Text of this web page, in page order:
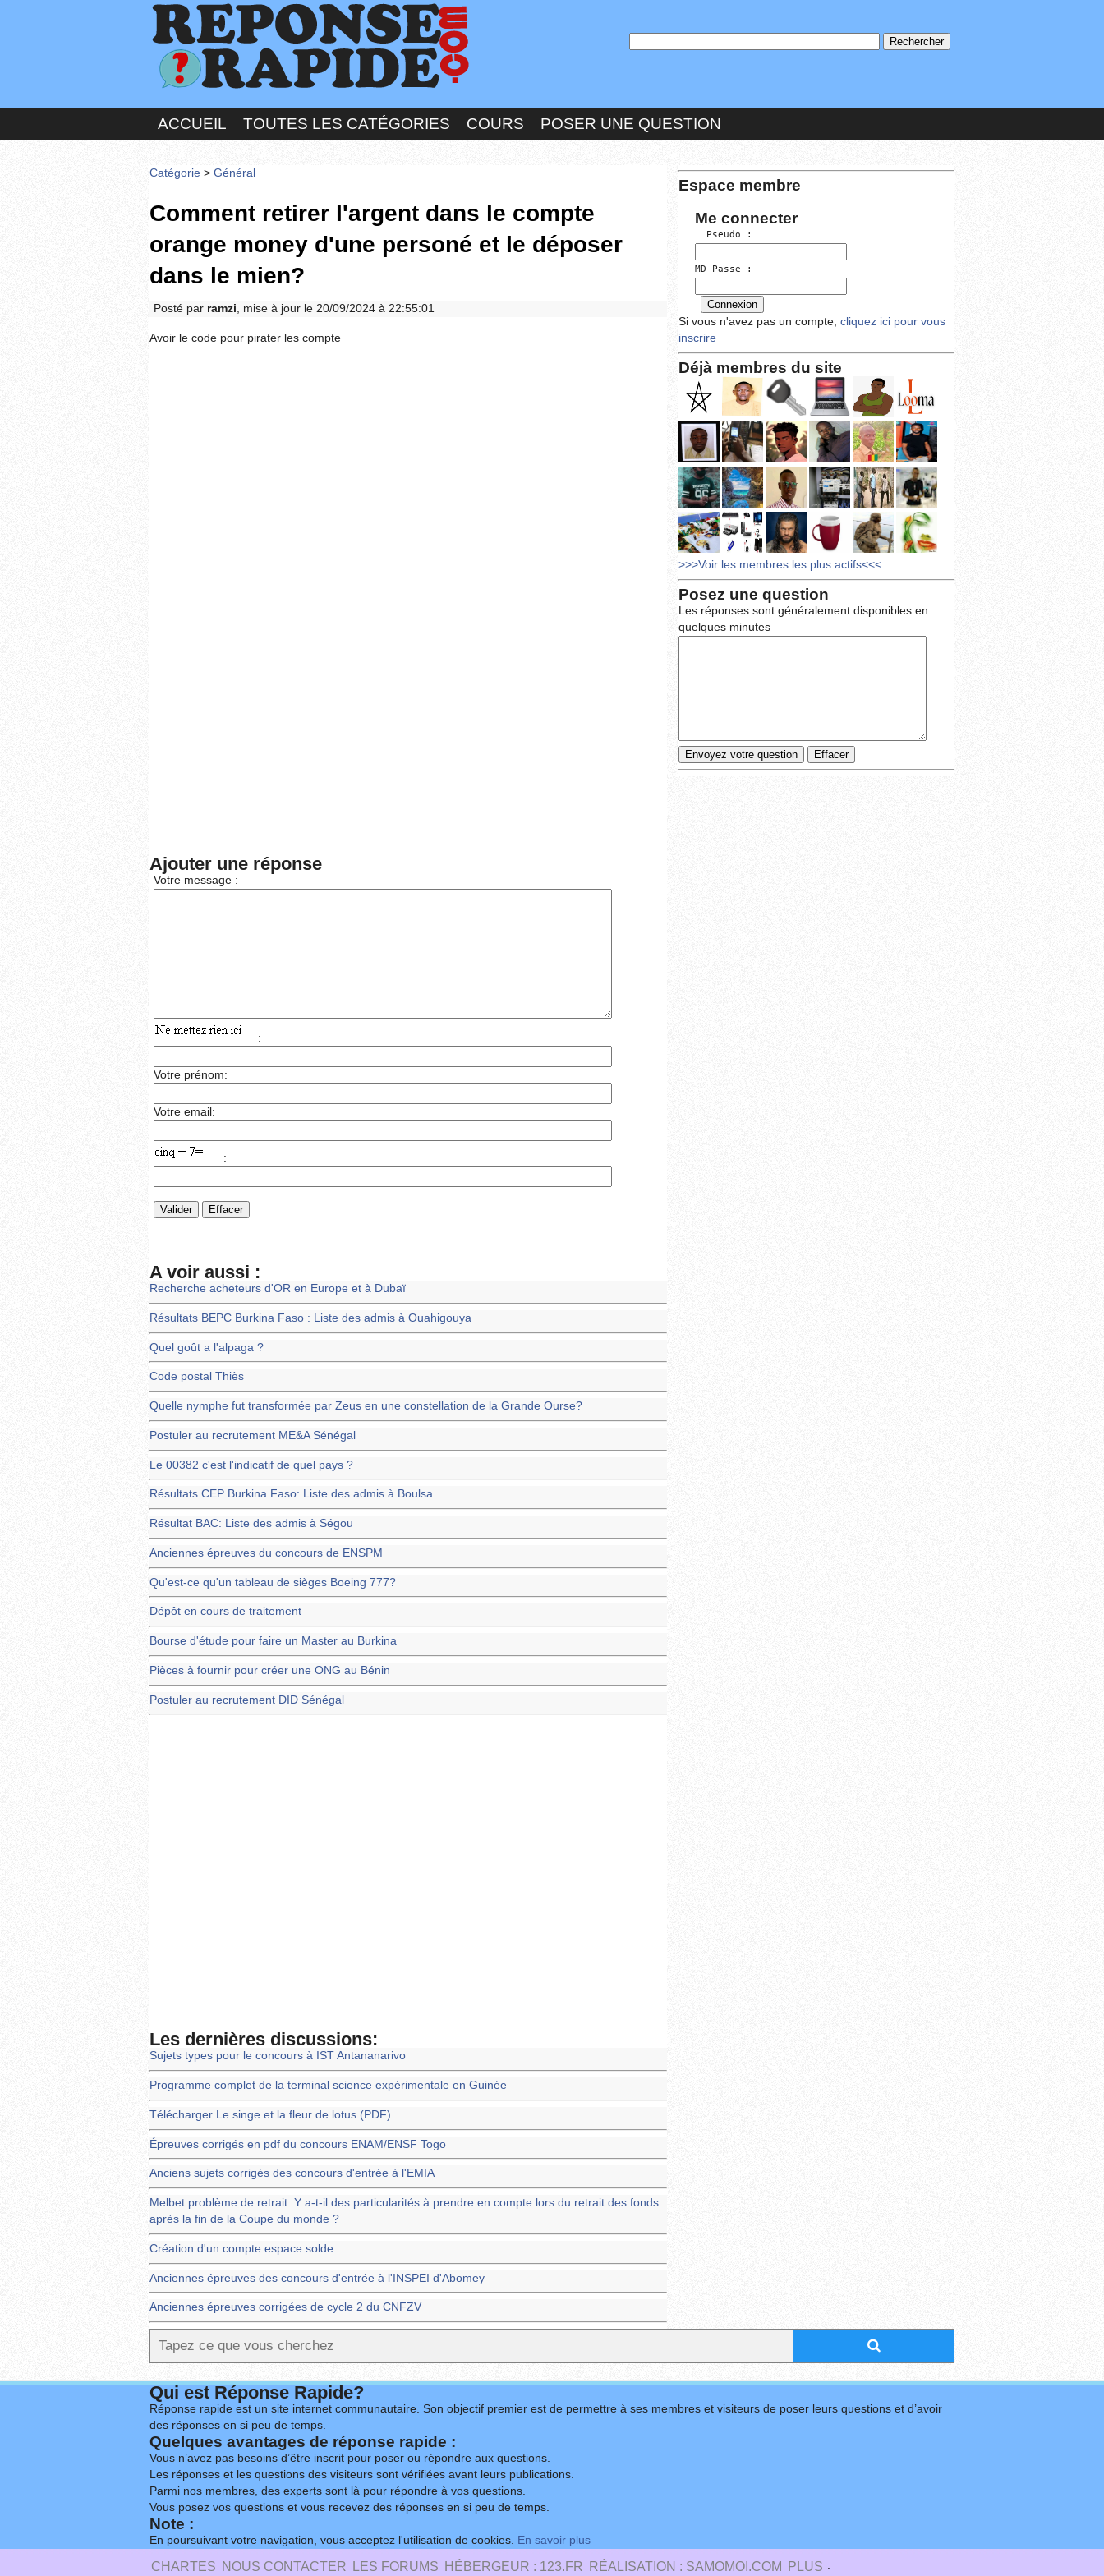
ACCUEIL TOUTES LES CATÉGORIES COURS POSER UNE QUESTION
Catégorie > Général
Comment retirer l'argent dans le compte
orange money d'une personé et le déposer
dans le mien?
Posté par ramzi , mise à jour le 20/09/2024 à 22:55:01
Avoir le code pour pirater les compte
Ajouter une réponse
Votre message :
:
Votre prénom:
Votre email:
:
A voir aussi :
Recherche acheteurs d'OR en Europe et à Dubaï
Résultats BEPC Burkina Faso : Liste des admis à Ouahigouya
Quel goût a l'alpaga ?
Code postal Thiès
Quelle nymphe fut transformée par Zeus en une constellation de la Grande Ourse?
Postuler au recrutement ME&A Sénégal
Le 00382 c'est l'indicatif de quel pays ?
Résultats CEP Burkina Faso: Liste des admis à Boulsa
Résultat BAC: Liste des admis à Ségou
Anciennes épreuves du concours de ENSPM
Qu'est-ce qu'un tableau de sièges Boeing 777?
Dépôt en cours de traitement
Bourse d'étude pour faire un Master au Burkina
Pièces à fournir pour créer une ONG au Bénin
Postuler au recrutement DID Sénégal
Les dernières discussions:
Sujets types pour le concours à IST Antananarivo
Programme complet de la terminal science expérimentale en Guinée
Télécharger Le singe et la fleur de lotus (PDF)
Épreuves corrigés en pdf du concours ENAM/ENSF Togo
Anciens sujets corrigés des concours d'entrée à l'EMIA
Melbet problème de retrait: Y a-t-il des particularités à prendre en compte lors du retrait des fonds
après la fin de la Coupe du monde ?
Création d'un compte espace solde
Anciennes épreuves des concours d'entrée à l'INSPEI d'Abomey
Anciennes épreuves corrigées de cycle 2 du CNFZV
Espace membre
Me connecter
  Pseudo :
MD Passe :
Si vous n'avez pas un compte, cliquez ici pour vous
inscrire
Déjà membres du site
>>>Voir les membres les plus actifs<<<
Posez une question
Les réponses sont généralement disponibles en
quelques minutes
Qui est Réponse Rapide?
Réponse rapide est un site internet communautaire. Son objectif premier est de permettre à ses membres et visiteurs de poser leurs questions et d’avoir
des réponses en si peu de temps.
Quelques avantages de réponse rapide :
Vous n’avez pas besoins d’être inscrit pour poser ou répondre aux questions.
Les réponses et les questions des visiteurs sont vérifiées avant leurs publications.
Parmi nos membres, des experts sont là pour répondre à vos questions.
Vous posez vos questions et vous recevez des réponses en si peu de temps.
Note :
En poursuivant votre navigation, vous acceptez l'utilisation de cookies. En savoir plus
CHARTES NOUS CONTACTER LES FORUMS HÉBERGEUR : 123.FR RÉALISATION : SAMOMOI.COM PLUS .